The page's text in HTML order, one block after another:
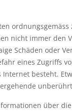
nicht immer den
Schäden oder
eines Zugriffs
besteht.
über